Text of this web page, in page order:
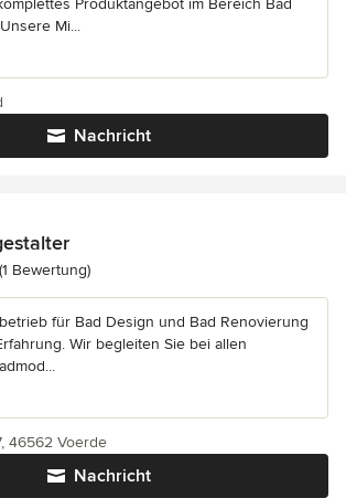
Mi...
Nachricht
5 von 5 Sternen
(1 Bewertung)
für Bad Design und Bad Renovierung
Wir begleiten Sie bei allen
Nachricht
46562 Voerde